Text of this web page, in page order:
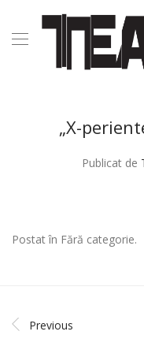
„X-
Publicat de
Postat în Fără categorie.
Previous